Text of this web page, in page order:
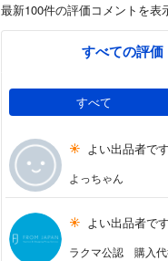
最新100件の評価コメントを表
すべての評価
すべて
よい出品者です
よっちゃん
よい出品者です
ラクマ公認 購入代